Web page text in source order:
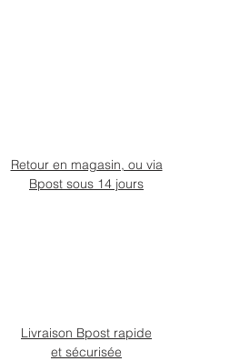
Retour en magasin, ou via
Bpost sous 14 jours
Livraison Bpost rapide
et sécurisée